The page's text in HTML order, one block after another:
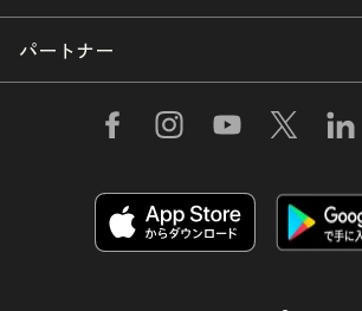
パートナー